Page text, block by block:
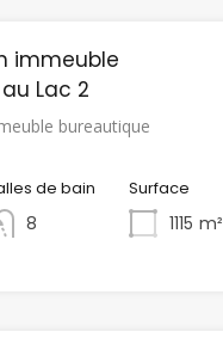
immeuble
Lac 2
bureautique
de bain
8
Surface
1115 m²